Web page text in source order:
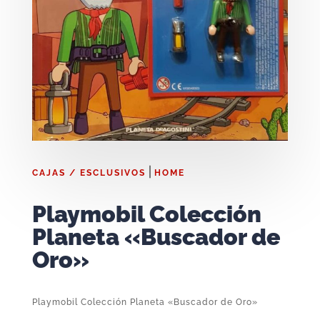
CAJAS / ESCLUSIVOS HOME
Playmobil Colección
Planeta «Buscador de
Oro»
Playmobil Colección Planeta «Buscador de Oro»